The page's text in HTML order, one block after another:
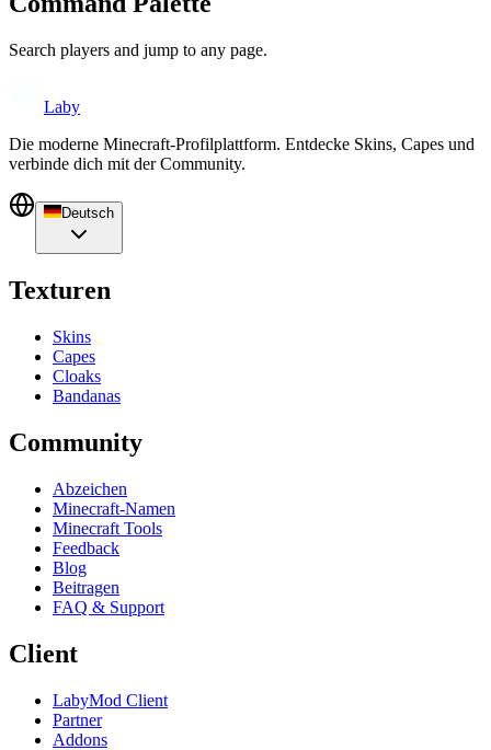
Search players and jump to any page.
Laby
Die moderne Minecraft-Profilplattform. Entdecke Skins, Capes und
verbinde dich mit der Community.
Deutsch
Texturen
Skins
Capes
Cloaks
Bandanas
Community
Abzeichen
Minecraft-Namen
Minecraft Tools
Feedback
Blog
Beitragen
FAQ & Support
Client
LabyMod Client
Partner
Addons